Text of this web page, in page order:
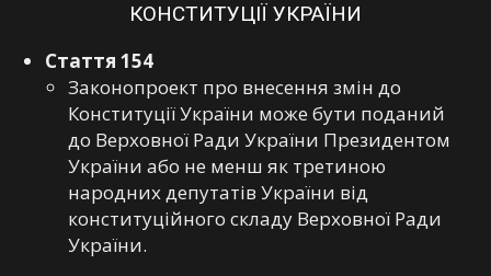
КОНСТИТУЦІЇ УКРАЇНИ
Стаття 154
Законопроект про внесення змін до
Конституції України може бути поданий
до Верховної Ради України Президентом
України або не менш як третиною
народних депутатів України від
конституційного складу Верховної Ради
України.